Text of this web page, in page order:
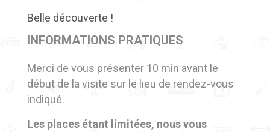
Belle découverte !
INFORMATIONS PRATIQUES
Merci de vous présenter 10 min avant le
début de la visite sur le lieu de rendez-vous
indiqué.
Les places étant limitées, nous vous